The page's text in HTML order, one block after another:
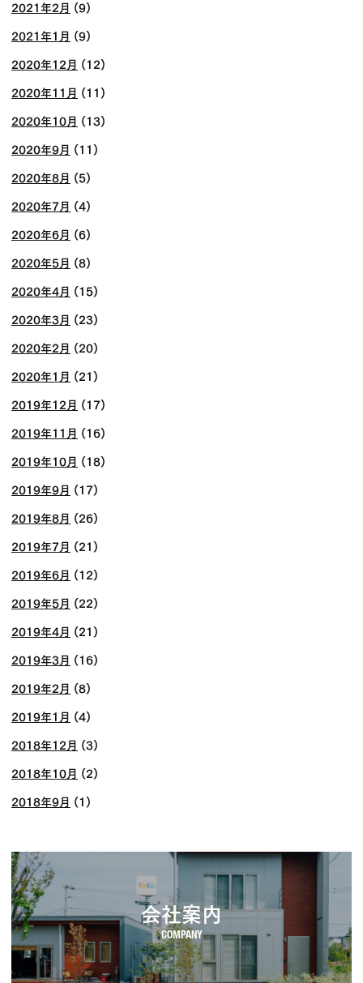
2021年2月 (9)
2021年1月 (9)
2020年12月 (12)
2020年11月 (11)
2020年10月 (13)
2020年9月 (11)
2020年8月 (5)
2020年7月 (4)
2020年6月 (6)
2020年5月 (8)
2020年4月 (15)
2020年3月 (23)
2020年2月 (20)
2020年1月 (21)
2019年12月 (17)
2019年11月 (16)
2019年10月 (18)
2019年9月 (17)
2019年8月 (26)
2019年7月 (21)
2019年6月 (12)
2019年5月 (22)
2019年4月 (21)
2019年3月 (16)
2019年2月 (8)
2019年1月 (4)
2018年12月 (3)
2018年10月 (2)
2018年9月 (1)
会社案内